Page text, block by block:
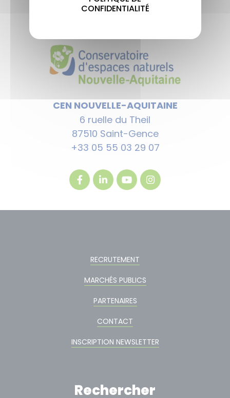
CONFIDENTIALITÉ
CEN NOUVELLE-AQUITAINE
6 ruelle du Theil
87510 Saint-Gence
+33 05 55 03 29 07
RECRUTEMENT
MARCHÉS PUBLICS
PARTENAIRES
CONTACT
INSCRIPTION NEWSLETTER
Rechercher